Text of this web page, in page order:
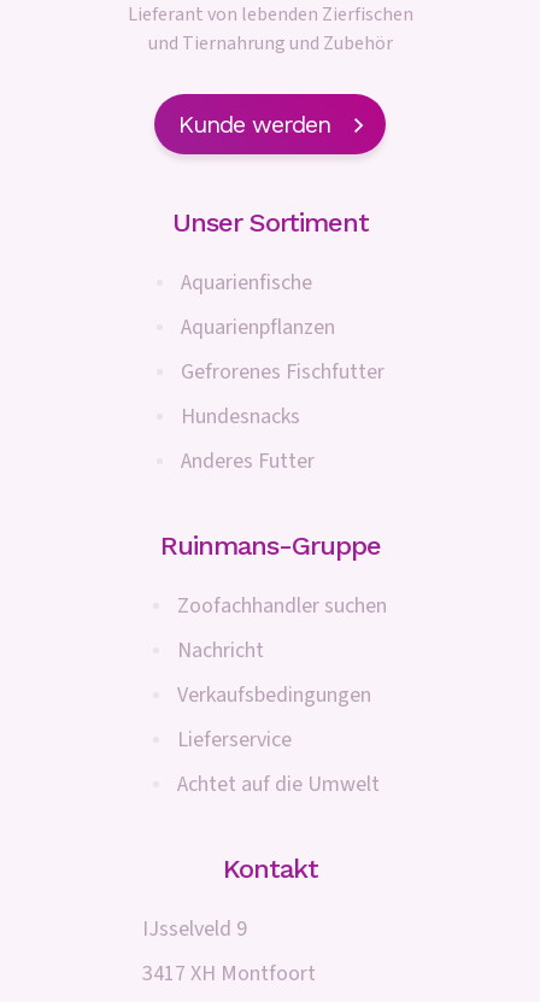
Lieferant von lebenden Zierfischen
und Tiernahrung und Zubehör
Kunde werden
Unser Sortiment
Aquarienfische
Aquarienpflanzen
Gefrorenes Fischfutter
Hundesnacks
Anderes Futter
Ruinmans-Gruppe
Zoofachhandler suchen
Nachricht
Verkaufsbedingungen
Lieferservice
Achtet auf die Umwelt
Kontakt
IJsselveld 9
3417 XH Montfoort